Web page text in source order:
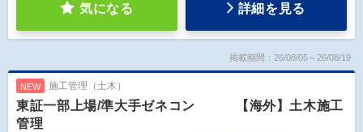
気になる 詳細を見る
掲載期間：26/08/05～26/08/19
NEW 施工管理（土木）
東証一部上場/準大手ゼネコン 【海外】土木施工
管理